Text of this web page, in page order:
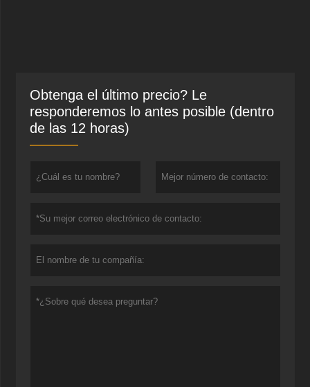
Obtenga el último precio? Le
responderemos lo antes posible (dentro
de las 12 horas)